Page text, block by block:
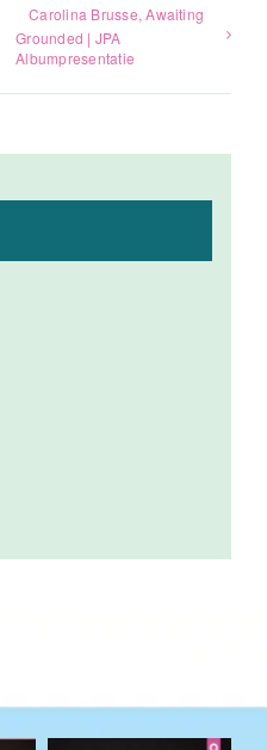
Carolina Brusse, Awaiting
Grounded | JPA
Albumpresentatie